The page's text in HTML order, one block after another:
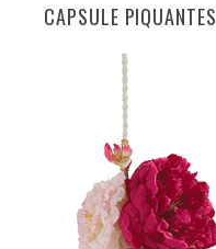
CAPSULE PIQUANTES